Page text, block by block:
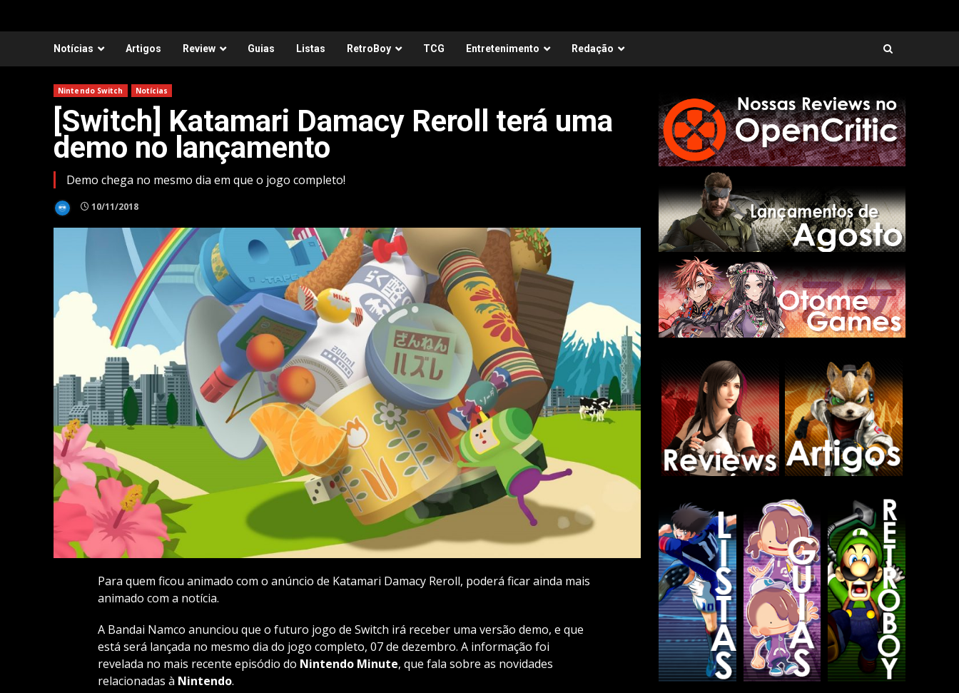
Notícias Artigos Review Guias Listas RetroBoy TCG Entretenimento Redação
Nintendo Switch Notícias
[Switch] Katamari Damacy Reroll terá uma
demo no lançamento
Demo chega no mesmo dia em que o jogo completo!
10/11/2018
Para quem ficou animado com o anúncio de Katamari Damacy Reroll, poderá ficar ainda mais
animado com a notícia.
A Bandai Namco anunciou que o futuro jogo de Switch irá receber uma versão demo, e que
está será lançada no mesmo dia do jogo completo, 07 de dezembro. A informação foi
revelada no mais recente episódio do Nintendo Minute, que fala sobre as novidades
relacionadas à Nintendo.